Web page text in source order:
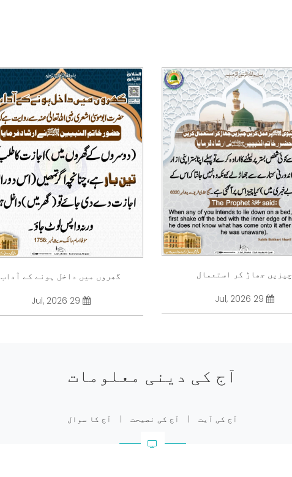
چیزیں جھاڑ کر استعمال
گھروں میں داخل ہونے کے آداب
آج کی دینی معلومات
آج کی آیت | آج کی نصیحت | آج کا سوال